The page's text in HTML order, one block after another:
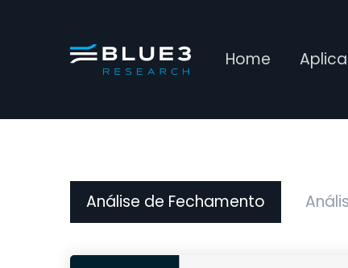
Home
Análise de Fechamento